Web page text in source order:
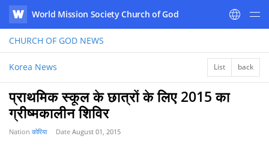
WATV
World Mission Society Church of God
CHURCH OF GOD NEWS
Korea News List back
प्राथमिक स्कूल के छात्रों के लिए 2015 का
ग्रीष्मकालीन शिविर
Nation कोरिया Date August 01, 2015